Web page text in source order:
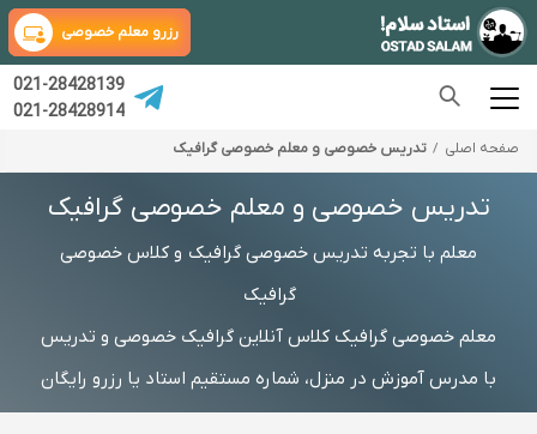
رزرو معلم خصوصی
021-28428139
021-28428914
صفحه اصلی تدریس خصوصی و معلم خصوصی گرافیک
تدریس خصوصی و معلم خصوصی گرافیک
معلم با تجربه تدریس خصوصی گرافیک و کلاس خصوصی
گرافیک
معلم خصوصی گرافیک کلاس آنلاین گرافیک خصوصی و تدریس
با مدرس آموزش در منزل، شماره مستقیم استاد یا رزرو رایگان